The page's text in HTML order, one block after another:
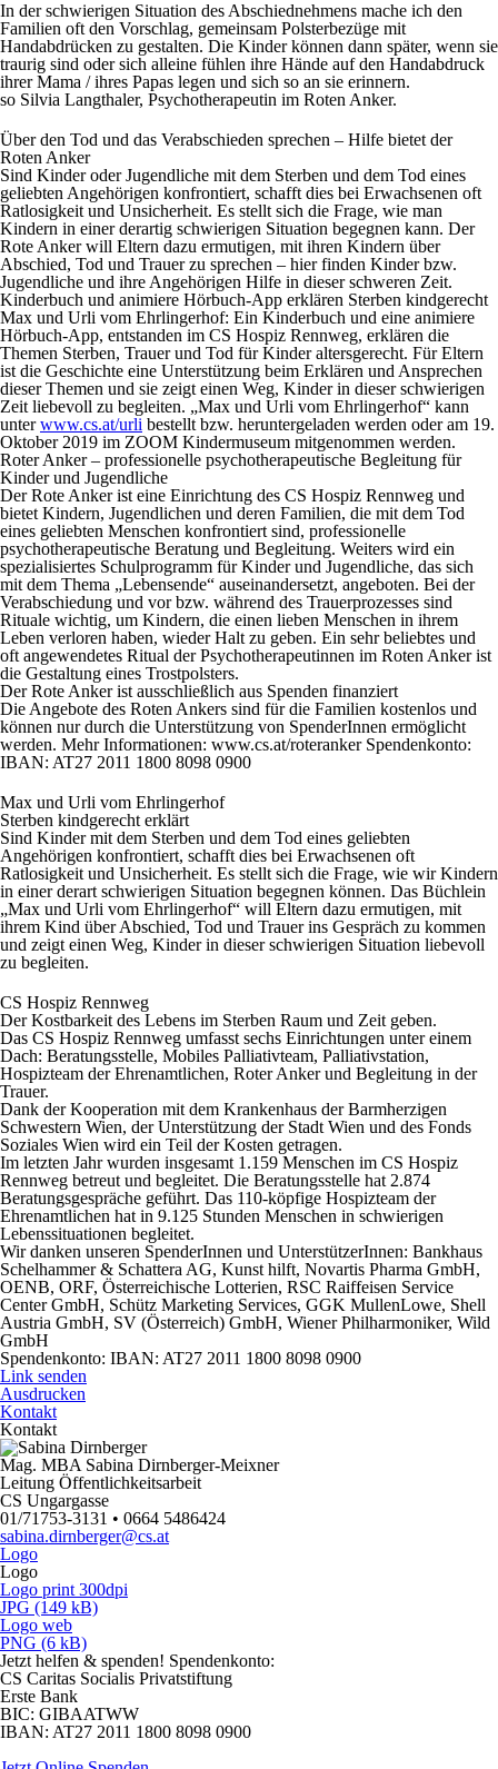
In der schwierigen Situation des Abschiednehmens mache ich den
Familien oft den Vorschlag, gemeinsam Polsterbezüge mit
Handabdrücken zu gestalten. Die Kinder können dann später, wenn sie
traurig sind oder sich alleine fühlen ihre Hände auf den Handabdruck
ihrer Mama / ihres Papas legen und sich so an sie erinnern.
so Silvia Langthaler, Psychotherapeutin im Roten Anker.
Über den Tod und das Verabschieden sprechen – Hilfe bietet der
Roten Anker
Sind Kinder oder Jugendliche mit dem Sterben und dem Tod eines
geliebten Angehörigen konfrontiert, schafft dies bei Erwachsenen oft
Ratlosigkeit und Unsicherheit. Es stellt sich die Frage, wie man
Kindern in einer derartig schwierigen Situation begegnen kann. Der
Rote Anker will Eltern dazu ermutigen, mit ihren Kindern über
Abschied, Tod und Trauer zu sprechen – hier finden Kinder bzw.
Jugendliche und ihre Angehörigen Hilfe in dieser schweren Zeit.
Kinderbuch und animiere Hörbuch-App erklären Sterben kindgerecht
Max und Urli vom Ehrlingerhof: Ein Kinderbuch und eine animiere
Hörbuch-App, entstanden im CS Hospiz Rennweg, erklären die
Themen Sterben, Trauer und Tod für Kinder altersgerecht. Für Eltern
ist die Geschichte eine Unterstützung beim Erklären und Ansprechen
dieser Themen und sie zeigt einen Weg, Kinder in dieser schwierigen
Zeit liebevoll zu begleiten. „Max und Urli vom Ehrlingerhof“ kann
unterwww.cs.at/urli bestellt bzw. heruntergeladen werden oder am 19.
Oktober 2019 im ZOOM Kindermuseum mitgenommen werden.
Roter Anker – professionelle psychotherapeutische Begleitung für
Kinder und Jugendliche
Der Rote Anker ist eine Einrichtung des CS Hospiz Rennweg und
bietet Kindern, Jugendlichen und deren Familien, die mit dem Tod
eines geliebten Menschen konfrontiert sind, professionelle
psychotherapeutische Beratung und Begleitung. Weiters wird ein
spezialisiertes Schulprogramm für Kinder und Jugendliche, das sich
mit dem Thema „Lebensende“ auseinandersetzt, angeboten. Bei der
Verabschiedung und vor bzw. während des Trauerprozesses sind
Rituale wichtig, um Kindern, die einen lieben Menschen in ihrem
Leben verloren haben, wieder Halt zu geben. Ein sehr beliebtes und
oft angewendetes Ritual der Psychotherapeutinnen im Roten Anker ist
die Gestaltung eines Trostpolsters.
Der Rote Anker ist ausschließlich aus Spenden finanziert
Die Angebote des Roten Ankers sind für die Familien kostenlos und
können nur durch die Unterstützung von SpenderInnen ermöglicht
werden. Mehr Informationen: www.cs.at/roteranker Spendenkonto:
IBAN: AT27 2011 1800 8098 0900
Max und Urli vom Ehrlingerhof
Sterben kindgerecht erklärt
Sind Kinder mit dem Sterben und dem Tod eines geliebten
Angehörigen konfrontiert, schafft dies bei Erwachsenen oft
Ratlosigkeit und Unsicherheit. Es stellt sich die Frage, wie wir Kindern
in einer derart schwierigen Situation begegnen können. Das Büchlein
„Max und Urli vom Ehrlingerhof“ will Eltern dazu ermutigen, mit
ihrem Kind über Abschied, Tod und Trauer ins Gespräch zu kommen
und zeigt einen Weg, Kinder in dieser schwierigen Situation liebevoll
zu begleiten.
CS Hospiz Rennweg
Der Kostbarkeit des Lebens im Sterben Raum und Zeit geben.
Das CS Hospiz Rennweg umfasst sechs Einrichtungen unter einem
Dach: Beratungsstelle, Mobiles Palliativteam, Palliativstation,
Hospizteam der Ehrenamtlichen, Roter Anker und Begleitung in der
Trauer.
Dank der Kooperation mit dem Krankenhaus der Barmherzigen
Schwestern Wien, der Unterstützung der Stadt Wien und des Fonds
Soziales Wien wird ein Teil der Kosten getragen.
Im letzten Jahr wurden insgesamt 1.159 Menschen im CS Hospiz
Rennweg betreut und begleitet. Die Beratungsstelle hat 2.874
Beratungsgespräche geführt. Das 110-köpfige Hospizteam der
Ehrenamtlichen hat in 9.125 Stunden Menschen in schwierigen
Lebenssituationen begleitet.
Wir danken unseren SpenderInnen und UnterstützerInnen: Bankhaus
Schelhammer & Schattera AG, Kunst hilft, Novartis Pharma GmbH,
OENB, ORF, Österreichische Lotterien, RSC Raiffeisen Service
Center GmbH, Schütz Marketing Services, GGK MullenLowe, Shell
Austria GmbH, SV (Österreich) GmbH, Wiener Philharmoniker, Wild
GmbH
Spendenkonto: IBAN: AT27 2011 1800 8098 0900
Link senden
Ausdrucken
Kontakt
Kontakt
Mag. MBA Sabina Dirnberger-Meixner
Leitung Öffentlichkeitsarbeit
CS Ungargasse
01/71753-3131 • 0664 5486424
sabina.dirnberger@cs.at
Logo
Logo
Logo print 300dpi
JPG (149 kB)
Logo web
PNG (6 kB)
Jetzt helfen & spenden! Spendenkonto:
CS Caritas Socialis Privatstiftung
Erste Bank
BIC: GIBAATWW
IBAN: AT27 2011 1800 8098 0900